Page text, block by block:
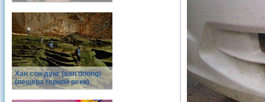
Хан сон дунг (son doong)
(пещера горной реки)